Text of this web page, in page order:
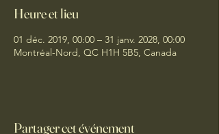
Heure et lieu
01 déc. 2019, 00:00 – 31 janv. 2028, 00:00
Montréal-Nord, QC H1H 5B5, Canada
Partager cet événement